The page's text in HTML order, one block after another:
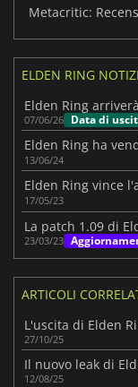
Metacritic:
ELDEN RING
07/06/26 Data di
13/06/24
Elden Ring vince
17/05/23
La patch 1.09 di
23/03/23
ARTICOLI
27/10/25
12/08/25